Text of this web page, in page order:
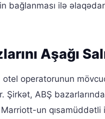
bağlanması ilə
Aşağı
operatorunun
ABŞ
un qısamüddətli